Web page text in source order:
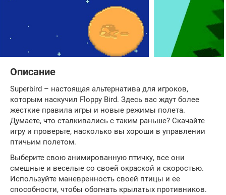
Описание
Superbird – настоящая альтернатива для игроков,
которым наскучил Floppy Bird. Здесь вас ждут более
жесткие правила игры и новые режимы полета.
Думаете, что сталкивались с таким раньше? Скачайте
игру и проверьте, насколько вы хороши в управлении
птичьим полетом.
Выберите свою анимированную птичку, все они
смешные и веселые со своей окраской и скоростью.
Используйте маневренность своей птицы и ее
способности, чтобы обогнать крылатых противников.